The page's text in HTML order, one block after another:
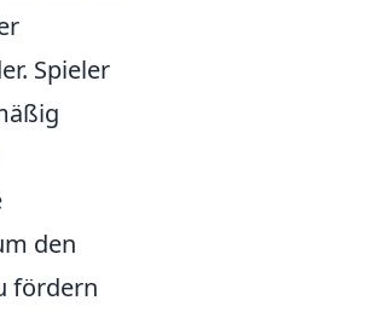
Spieler
den
fördern